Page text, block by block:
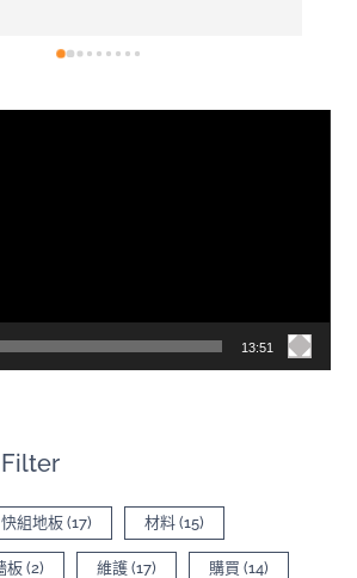
，內容有詳細介紹產品差異
13:51
Filter
快組地板 (17) 材料 (15)
板 (2) 維護 (17) 購買 (14)